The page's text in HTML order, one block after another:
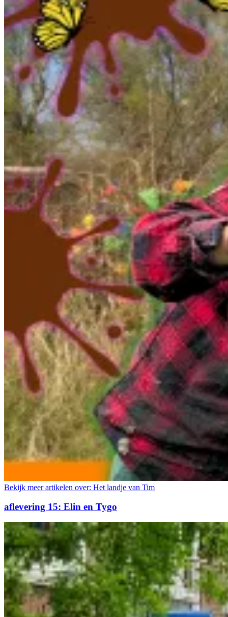
Bekijk meer artikelen over: Het landje van Tim
aflevering 15: Elin en Tygo